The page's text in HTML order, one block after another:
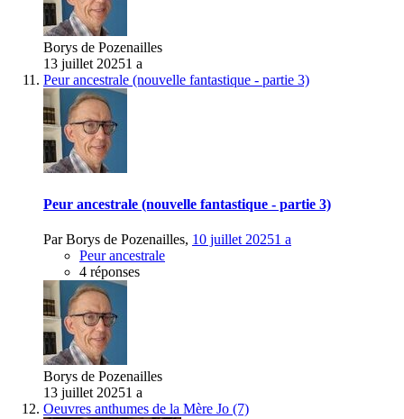
Borys de Pozenailles
13 juillet 20251 a
Peur ancestrale (nouvelle fantastique - partie 3)
Peur ancestrale (nouvelle fantastique - partie 3)
ParBorys de Pozenailles, 10 juillet 20251 a
Peur ancestrale
4 réponses
Borys de Pozenailles
13 juillet 20251 a
Oeuvres anthumes de la Mère Jo (7)